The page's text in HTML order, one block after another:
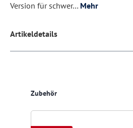
Version für schwer… Mehr
Artikeldetails
Produktgalerie überspringen
Zubehör